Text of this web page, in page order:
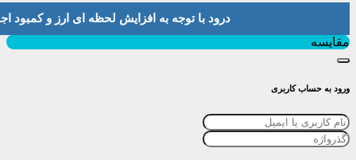
درود با توجه به افزایش لحظه ای ارز و کمبود اجناس لطفا موجودی
مقایسه
ورود به حساب کاربری